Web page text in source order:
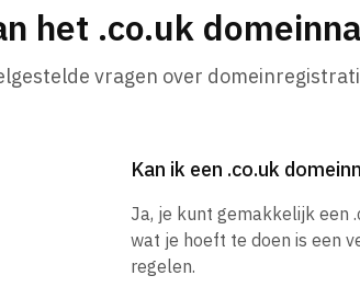
het .co.uk
vragen over
Kan ik een .co.uk
Ja, je kunt gemakkelijk een
wat je hoeft te doen is een
regelen.